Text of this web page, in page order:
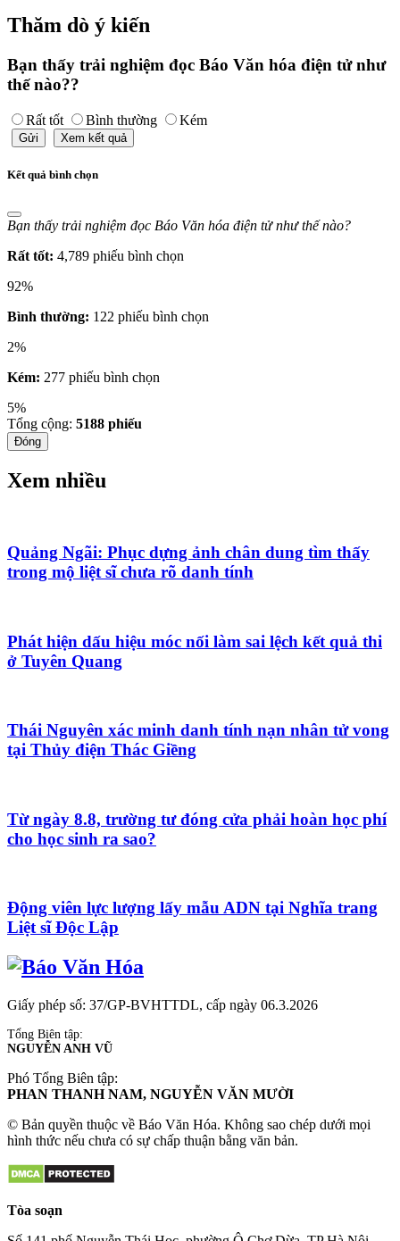
Thăm dò ý kiến
Bạn thấy trải nghiệm đọc Báo Văn hóa điện tử như
thế nào??
Rất tốt Bình thường Kém
Gửi Xem kết quả
Kết quả bình chọn
Bạn thấy trải nghiệm đọc Báo Văn hóa điện tử như thế nào?
Rất tốt: 4,789 phiếu bình chọn
92%
Bình thường: 122 phiếu bình chọn
2%
Kém: 277 phiếu bình chọn
5%
Tổng cộng: 5188 phiếu
Đóng
Xem nhiều
Quảng Ngãi: Phục dựng ảnh chân dung tìm thấy
trong mộ liệt sĩ chưa rõ danh tính
Phát hiện dấu hiệu móc nối làm sai lệch kết quả thi
ở Tuyên Quang
Thái Nguyên xác minh danh tính nạn nhân tử vong
tại Thủy điện Thác Giềng
Từ ngày 8.8, trường tư đóng cửa phải hoàn học phí
cho học sinh ra sao?
Động viên lực lượng lấy mẫu ADN tại Nghĩa trang
Liệt sĩ Độc Lập
Giấy phép số: 37/GP-BVHTTDL, cấp ngày 06.3.2026
Tổng Biên tập:
NGUYỄN ANH VŨ
Phó Tổng Biên tập:
PHAN THANH NAM, NGUYỄN VĂN MƯỜI
© Bản quyền thuộc về Báo Văn Hóa. Không sao chép dưới mọi
hình thức nếu chưa có sự chấp thuận bằng văn bản.
Tòa soạn